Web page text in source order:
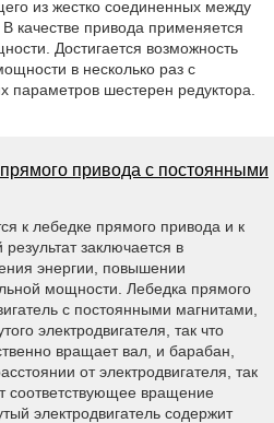
из жестко соединенных между
качестве привода применяется
Достигается возможность
в несколько раз с
параметров шестерен редуктора.
привода с постоянными
к лебедке прямого привода и к
заключается в
энергии, повышении
мощности. Лебедка прямого
с постоянными магнитами,
электродвигателя, так что
вращает вал, и барабан,
от электродвигателя, так
соответствующее вращение
электродвигатель содержит